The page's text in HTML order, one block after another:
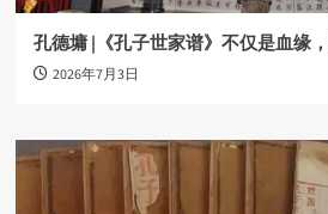
孔德墉 |《孔子世家谱》不仅是血缘
2026年7月3日